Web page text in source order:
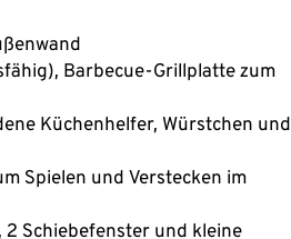
Barbecue-Grillplatte zum
Küchenhelfer, Würstchen und
Spielen und Verstecken im
2 Schiebefenster und kleine